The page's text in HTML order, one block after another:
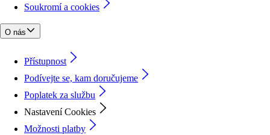
Soukromí a cookies
O nás
Přístupnost
Podívejte se, kam doručujeme
Poplatek za službu
Nastavení Cookies
Možnosti platby